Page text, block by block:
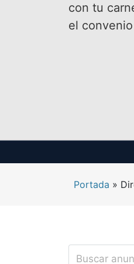
con tu
el convenio
Portada »